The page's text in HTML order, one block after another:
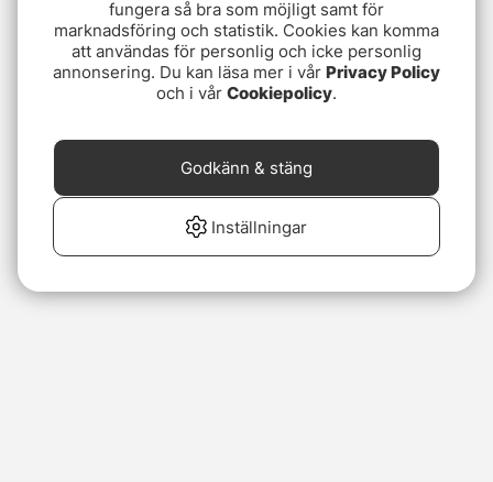
fungera så bra som möjligt samt för
marknadsföring och statistik. Cookies kan komma
att användas för personlig och icke personlig
annonsering. Du kan läsa mer i vår Privacy Policy
och i vår Cookiepolicy.
Inställningar
Godkänn & stäng